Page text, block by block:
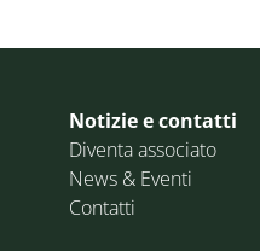
Notizie e contatti
Diventa associato
News & Eventi
Contatti